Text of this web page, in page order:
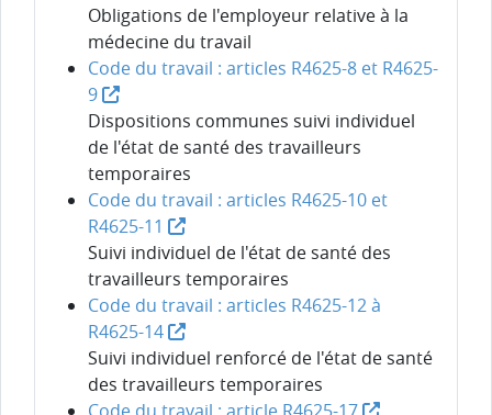
Obligations de l'employeur relative à la
médecine du travail
Code du travail : articles R4625-8 et R4625-
9
Dispositions communes suivi individuel
de l'état de santé des travailleurs
temporaires
Code du travail : articles R4625-10 et
R4625-11
Suivi individuel de l'état de santé des
travailleurs temporaires
Code du travail : articles R4625-12 à
R4625-14
Suivi individuel renforcé de l'état de santé
des travailleurs temporaires